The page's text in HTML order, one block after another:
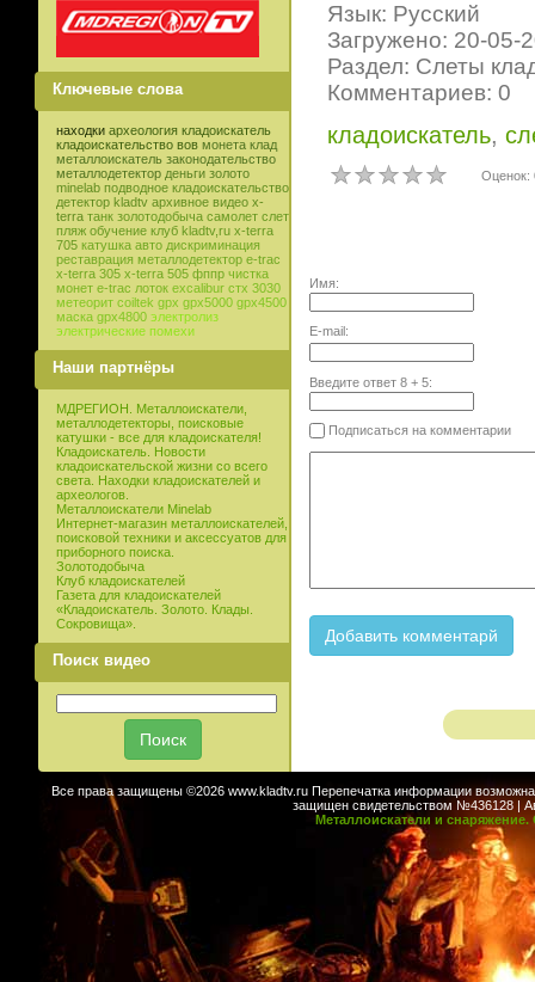
Ключевые слова
находки археология кладоискатель
кладоискательство вов монета клад
металлоискатель законодательство
металлодетектор деньги золото
minelab подводное кладоискательство
детектор kladtv архивное видео x-
terra танк золотодобыча самолет слет
пляж обучение клуб kladtv,ru x-terra
705 катушка авто дискриминация
реставрация металлодетектор e-trac
x-terra 305 x-terra 505 фппр чистка
монет e-trac лоток excalibur стх 3030
метеорит coiltek gpx gpx5000 gpx4500
маска gpx4800 электролиз
электрические помехи
Наши партнёры
МДРЕГИОН. Металлоискатели,
металлодетекторы, поисковые
катушки - все для кладоискателя!
Кладоискатель. Новости
кладоискательской жизни со всего
света. Находки кладоискателей и
археологов.
Металлоискатели Minelab
Интернет-магазин металлоискателей,
поисковой техники и аксессуатов для
приборного поиска.
Золотодобыча
Клуб кладоискателей
Газета для кладоискателей
«Кладоискатель. Золото. Клады.
Сокровища».
Поиск видео
Язык: Русский
Загружено: 20-05-
Раздел: Слеты
Комментариев: 0
кладоискатель,
Оценок:
Имя:
E-mail:
Введите ответ 8+ 5:
Подписаться на комментарии
Все права защищены ©2026 www.kladtv.ru Перепечатка информации возможна
защищен свидетельством №436128 |
Металлоискатели и